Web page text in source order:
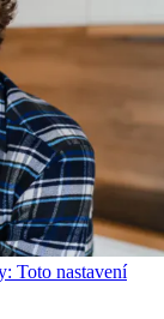
Toto nastavení